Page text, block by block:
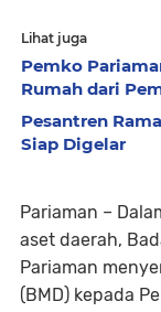
Lihat juga
Pemko
Rumah dari
Pesantren
Siap Digelar
Pariaman –
aset daerah,
Pariaman
(BMD) kepada